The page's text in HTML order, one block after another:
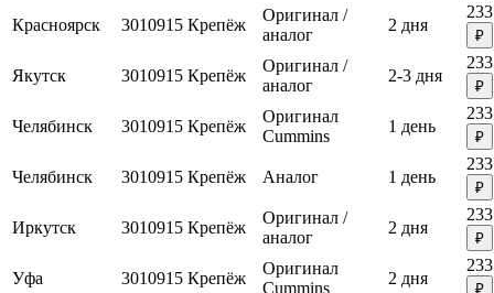
Красноярск 3010915 Крепёж
Оригинал /
аналог
2 дня
₽
Якутск 3010915 Крепёж
Оригинал /
аналог
2-3 дня
₽
Челябинск 3010915 Крепёж
Оригинал
Cummins
1 день
₽
Челябинск 3010915 Крепёж Аналог 1 день
₽
Иркутск 3010915 Крепёж
Оригинал /
аналог
2 дня
₽
Уфа 3010915 Крепёж
Оригинал
Cummins
2 дня
₽